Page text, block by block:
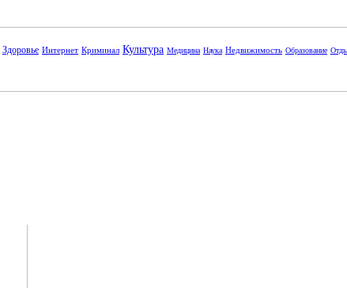
Здоровье Интернет Криминал Культура Медицина Наука Недвижимость Образование